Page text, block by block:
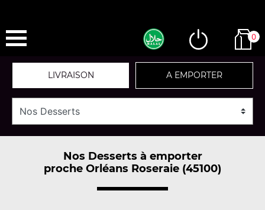
0
LIVRAISON A EMPORTER
Nos Desserts à emporter
proche Orléans Roseraie (45100)